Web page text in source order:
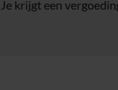
krijgt een